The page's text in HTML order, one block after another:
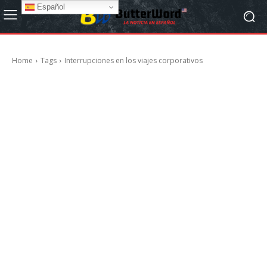
Home Tags Interrupciones en los viajes corporativos
Español